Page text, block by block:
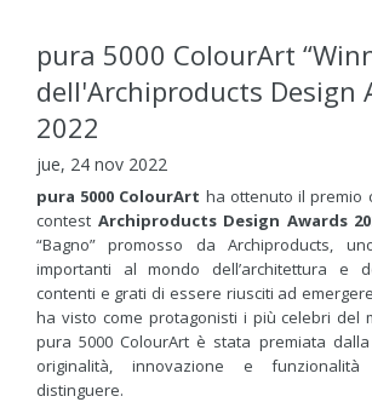
pura 5000 ColourArt
dell'Archiproducts Design
2022
jue, 24 nov 2022
pura 5000 ColourArt ha ottenuto il premio
contest Archiproducts Design Awards
“Bagno” promosso da Archiproducts,
importanti al mondo dell’architettura e
contenti e grati di essere riusciti ad
ha visto come protagonisti i più celebri del
pura 5000 ColourArt è stata premiata
originalità, innovazione e
distinguere.